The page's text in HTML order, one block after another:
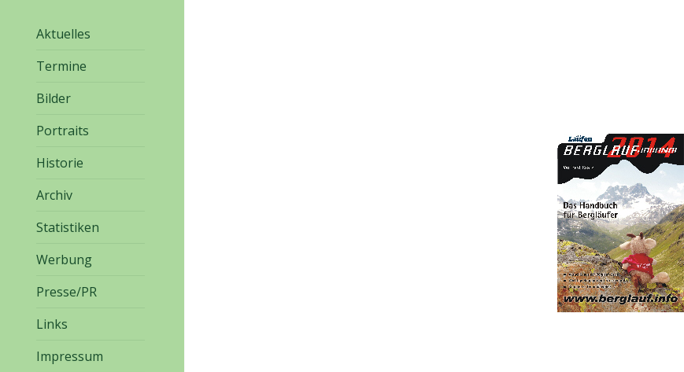
Aktuelles
Termine
Bilder
Portraits
Historie
Archiv
Statistiken
Werbung
Presse/PR
Links
Impressum